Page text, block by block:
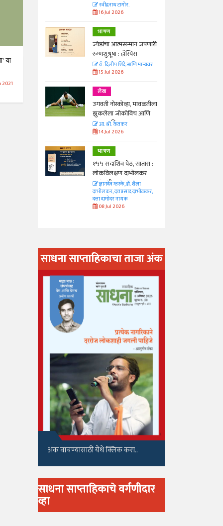
या
जपणारी
मान्यवर
रवींद्रनाथ टागोर.
16 Jul 2026
भाषण
ज्येष्ठांचा आत्मसन्मान जपणारी
रुग्णशुश्रूषा : हॉस्पिस
डॉ. दिलीप शिंदे आणि मान्यवर
15 Jul 2026
लेख
उगवती नोस्कोव्हा, मावळतीला
झुकलेला जोकोविच आणि
दरम्यान विम्बल्डन
आ. श्री. केतकर
14 Jul 2026
भाषण
१५५ सदाशिव पेठ, सातारा :
लोकविलक्षण दाभोलकर
कुटुंबाची कथा
ज्ञानदेव म्हस्के, डॉ. शैला
दाभोलकर, दत्तप्रसाद दाभोळकर,
दत्ता दामोदर नायक
08 Jul 2026
साधना साप्ताहिकाचा ताजा अंक
अंक वाचण्यासाठी येथे क्लिक करा..
साधना साप्ताहिकाचे वर्गणीदार
व्हा